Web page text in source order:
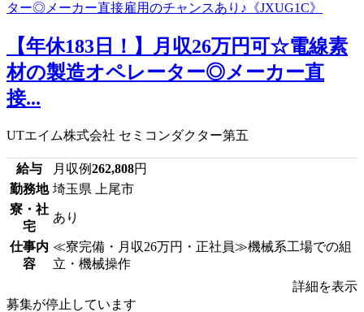
【年休183日！】月収26万円可☆電線素
材の製造オペレーター◎メーカー直
接...
UTエイム株式会社 セミコンダクター第五
給与 月収例262,808円
勤務地 埼玉県 上尾市
寮・社
宅
あり
仕事内
容
≪寮完備・月収26万円・正社員≫機械系工場での組
立・機械操作
詳細を表示
募集が停止しています